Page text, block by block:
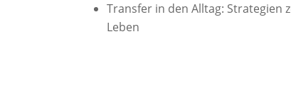
Transfer in den Alltag: Strategien
Leben